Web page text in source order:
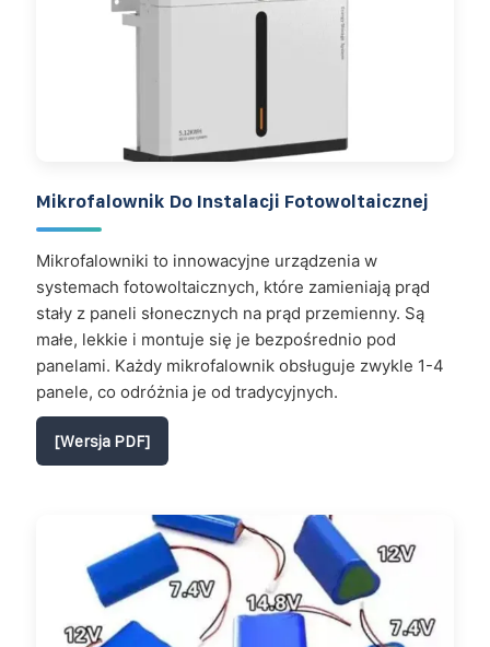
Mikrofalownik Do Instalacji Fotowoltaicznej
Mikrofalowniki to innowacyjne urządzenia w
systemach fotowoltaicznych, które zamieniają prąd
stały z paneli słonecznych na prąd przemienny. Są
małe, lekkie i montuje się je bezpośrednio pod
panelami. Każdy mikrofalownik obsługuje zwykle 1-4
panele, co odróżnia je od tradycyjnych.
[Wersja PDF]